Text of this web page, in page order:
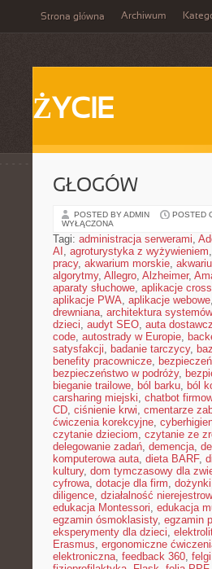
Strona główna Archiwum
ŻYCIE
GŁOGÓW
POSTED BY ADMIN POSTED
WYŁĄCZONA
Tagi: administracja serwerami,
AI , agroturystyka z wyżywieniem,
pracy, akwarium morskie,
algorytmy, Allegro, Alzheimer,
aparaty słuchowe, aplikacje
aplikacje PWA, aplikacje webowe,
drewniana, architektura systemów
dzieci, audyt SEO, auta
code, autostrady w Europie,
satysfakcji, badanie tarczycy,
benefity pracownicze,
bezpieczeństwo w podróży,
bieganie trailowe, ból barku, ból
carsharing miejski, chatbot
CD, ciśnienie krwi, cmentarze
ćwiczenia korekcyjne,
czytanie dzieciom, czytanie ze
delegowanie zadań, demencja,
komputerowa auta, dieta BARF,
kultury, dom tymczasowy dla
cyfrowa, dotacje dla firm, dożynki
diligence, działalność
edukacja Montessori, edukacja
egzamin ósmoklasisty, egzamin
eksperymenty dla dzieci,
Erasmus, ergonomiczne
elektroniczna, feedback 360,